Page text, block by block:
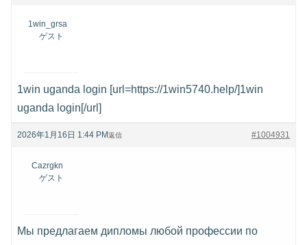
1win_grsa
ゲスト
1win uganda login [url=https://1win5740.help/]1win
uganda login[/url]
2026年1月16日 1:44 PM #1004931
返信
Cazrgkn
ゲスト
Мы предлагаем дипломы любой профессии по